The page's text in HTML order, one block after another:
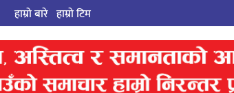
हाम्रो बारे हाम्राे टिम